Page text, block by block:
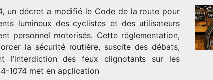
un décret a modifié le Code de la route pour
lumineux des cyclistes et des utilisateurs
personnel motorisés. Cette réglementation,
la sécurité routière, suscite des débats,
l’interdiction des feux clignotants sur les
1074 met en application